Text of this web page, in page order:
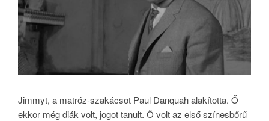
Jimmyt, a matróz-szakácsot Paul Danquah alakította. Ő
ekkor még diák volt, jogot tanult. Ő volt az első színesbőrű